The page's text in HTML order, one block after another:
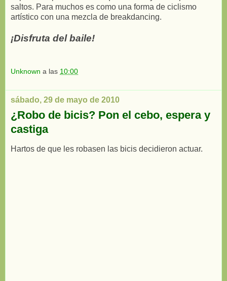
saltos. Para muchos es como una forma de ciclismo
artístico con una mezcla de breakdancing.
¡Disfruta del baile!
Unknown a las 10:00
sábado, 29 de mayo de 2010
¿Robo de bicis? Pon el cebo, espera y
castiga
Hartos de que les robasen las bicis decidieron actuar.